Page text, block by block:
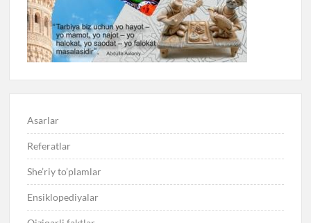
Asarlar
Referatlar
She’riy to’plamlar
Ensiklopediyalar